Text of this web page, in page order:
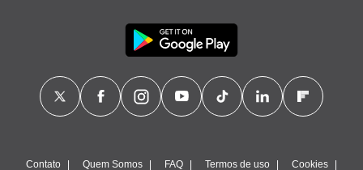
Contato Quem Somos FAQ Termos de uso Cookies